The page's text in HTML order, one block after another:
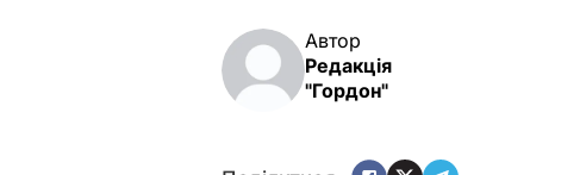
Автор
Редакція
"Гордон"